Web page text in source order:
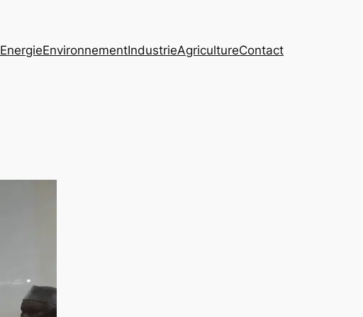
EnergieEnvironnementIndustrieAgricultureContact